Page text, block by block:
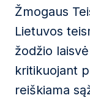
Žmogaus
Lietuvos
žodžio
kritikuojant
reiškiama